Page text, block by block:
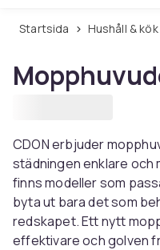
Startsida Hushåll & kök
CDON erbjuder
städningen enklare och
finns modeller som
byta ut bara det som
redskapet. Ett nytt
effektivare och golven